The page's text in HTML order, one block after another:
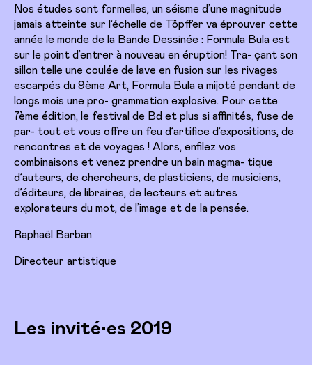
Nos études sont formelles, un séisme d’une magnitude
jamais atteinte sur l’échelle de Töpffer va éprouver cette
année le monde de la Bande Dessinée : Formula Bula est
sur le point d’entrer à nouveau en éruption! Tra- çant son
sillon telle une coulée de lave en fusion sur les rivages
escarpés du 9ème Art, Formula Bula a mijoté pendant de
longs mois une pro- grammation explosive. Pour cette
7ème édition, le festival de Bd et plus si affinités, fuse de
par- tout et vous offre un feu d’artifice d’expositions, de
rencontres et de voyages ! Alors, enfilez vos
combinaisons et venez prendre un bain magma- tique
d’auteurs, de chercheurs, de plasticiens, de musiciens,
d’éditeurs, de libraires, de lecteurs et autres
explorateurs du mot, de l’image et de la pensée.
Raphaël Barban
Directeur artistique
Les invité•es 2019